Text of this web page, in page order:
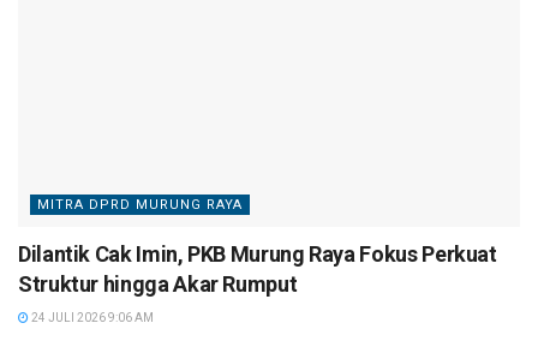
MITRA DPRD MURUNG RAYA
Dilantik Cak Imin, PKB Murung Raya Fokus Perkuat
Struktur hingga Akar Rumput
24 JULI 2026 9:06 AM